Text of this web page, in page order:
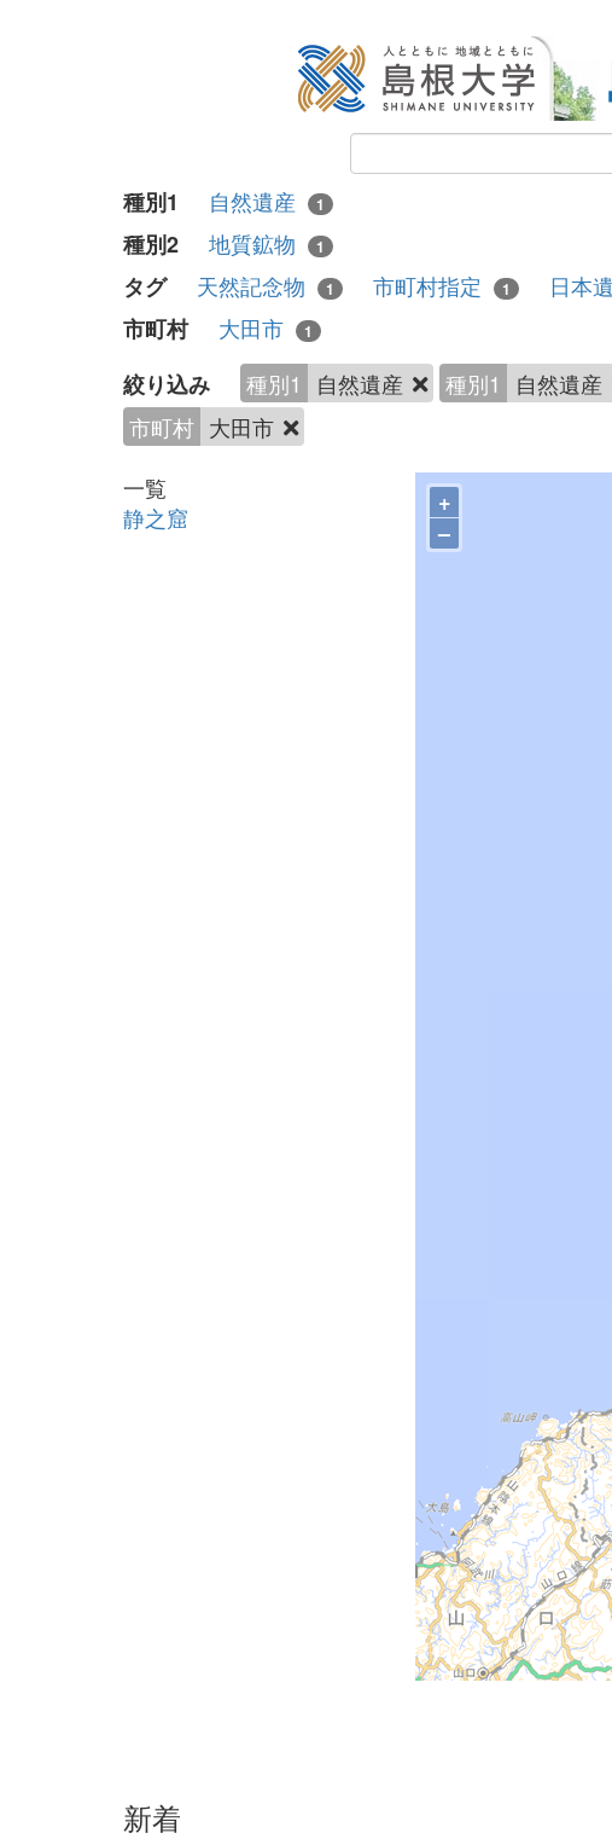
種別1 自然遺産 1
種別2 地質鉱物 1
タグ 天然記念物 1 市町村指定 1 日本
市町村 大田市 1
絞り込み 種別1 自然遺産 種別1 自然遺産
市町村 大田市
一覧
静之窟
+
–
新着